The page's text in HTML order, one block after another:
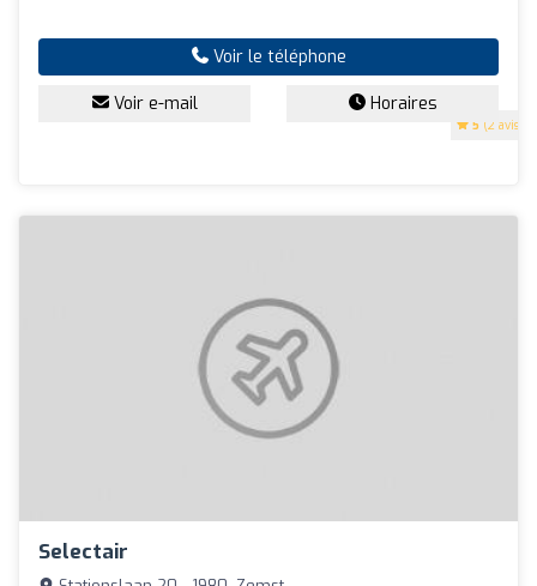
5 (2 avis)
Voir le téléphone
Voir e-mail Horaires
Selectair